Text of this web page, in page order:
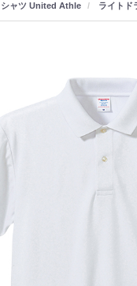
ャツ United Athle ライトド